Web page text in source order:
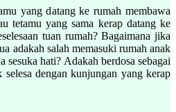
yang datang ke rumah membawa
tetamu yang sama kerap datang ke
tuan rumah? Bagaimana jika
adakah salah memasuki rumah anak
sesuka hati? Adakah berdosa sebagai
selesa dengan kunjungan yang kerap